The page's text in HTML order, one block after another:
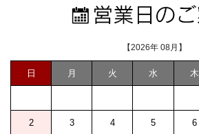
【2026年 08月】
日 月 火 水 木
2 3 4 5 6